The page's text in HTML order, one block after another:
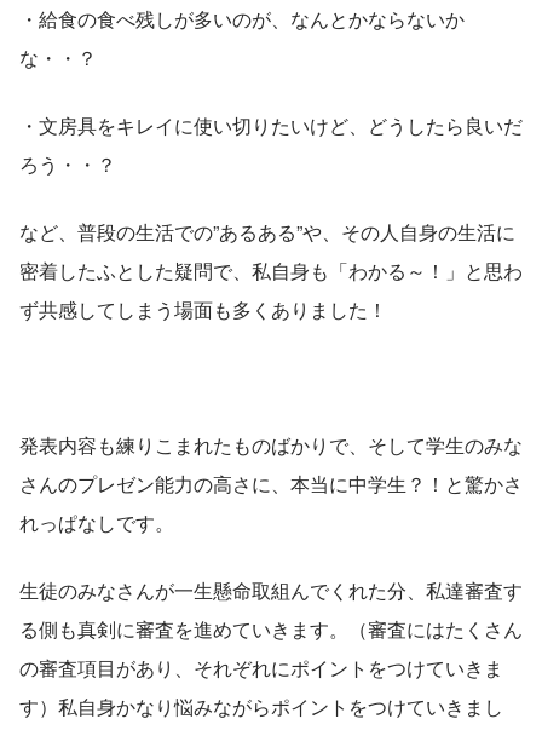
・給食の食べ残しが多いのが、なんとかならないか
な・・？
・文房具をキレイに使い切りたいけど、どうしたら良いだ
ろう・・？
など、普段の生活での”あるある”や、その人自身の生活に
密着したふとした疑問で、私自身も「わかる～！」と思わ
ず共感してしまう場面も多くありました！
発表内容も練りこまれたものばかりで、そして学生のみな
さんのプレゼン能力の高さに、本当に中学生？！と驚かさ
れっぱなしです。
生徒のみなさんが一生懸命取組んでくれた分、私達審査す
る側も真剣に審査を進めていきます。（審査にはたくさん
の審査項目があり、それぞれにポイントをつけていきま
す）私自身かなり悩みながらポイントをつけていきまし